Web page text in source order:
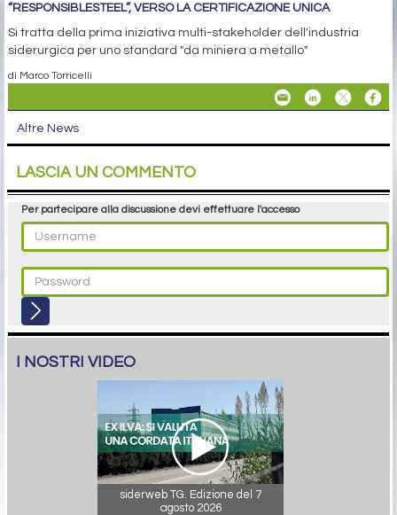
“RESPONSIBLESTEEL”, VERSO LA CERTIFICAZIONE UNICA
Si tratta della prima iniziativa multi-stakeholder dell'industria
siderurgica per uno standard "da miniera a metallo"
di Marco Torricelli
Altre News
LASCIA UN COMMENTO
Per partecipare alla discussione devi effettuare l'accesso
I NOSTRI VIDEO
siderweb TG. Edizione del 7
agosto 2026